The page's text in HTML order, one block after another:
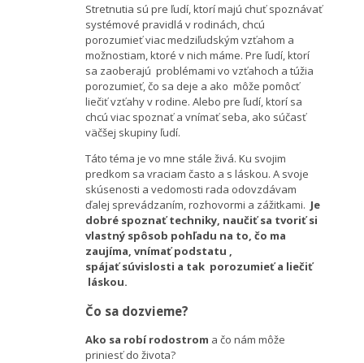
Stretnutia sú pre ľudí, ktorí majú chuť spoznávať
systémové pravidlá v rodinách, chcú
porozumieť viac medziľudským vzťahom a
možnostiam, ktoré v nich máme. Pre ľudí, ktorí
sa zaoberajú problémami vo vzťahoch a túžia
porozumieť, čo sa deje a ako môže pomôcť
liečiť vzťahy v rodine. Alebo pre ľudí, ktorí sa
chcú viac spoznať a vnímať seba, ako súčasť
väčšej skupiny ľudí.
Táto téma je vo mne stále živá. Ku svojim
predkom sa vraciam často a s láskou. A svoje
skúsenosti a vedomosti rada odovzdávam
ďalej sprevádzaním, rozhovormi a zážitkami. Je
dobré spoznať techniky, naučiť sa tvoriť si
vlastný spôsob pohľadu na to, čo ma
zaujíma, vnímať podstatu ,
spájať súvislosti a tak porozumieť a liečiť
láskou.
Čo sa dozvieme?
Ako sa robí rodostrom a čo nám môže
priniesť do života?